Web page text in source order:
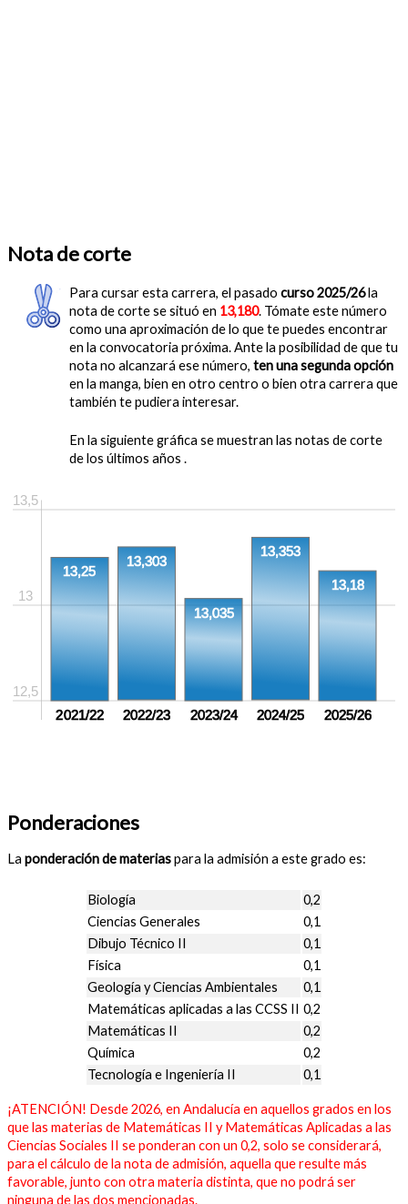
Nota de corte
Para cursar esta carrera, el pasado curso 2025/26la
nota de corte se situó en 13,180. Tómate este número
como una aproximación de lo que te puedes encontrar
en la convocatoria próxima. Ante la posibilidad de que tu
nota no alcanzará ese número, ten una segunda opción
en la manga, bien en otro centro o bien otra carrera que
también te pudiera interesar.
En la siguiente gráfica se muestran las notas de corte
de los últimos años .
13,5
12,5
13
13,25
13,303
13,035
13,353
13,18
2021/22 2022/23 2023/24 2024/25 2025/26
Ponderaciones
La ponderación de materiaspara la admisión a este grado es:
Biología
0,2
Ciencias Generales
0,1
Dibujo Técnico II
0,1
Física
0,1
Geología y Ciencias Ambientales
0,1
Matemáticas aplicadas a las CCSS II 0,2
Matemáticas II
0,2
Química
0,2
Tecnología e Ingeniería II
0,1
¡ATENCIÓN! Desde 2026, en Andalucía en aquellos grados en los
que las materias de Matemáticas II y Matemáticas Aplicadas a las
Ciencias Sociales II se ponderan con un 0,2, solo se considerará,
para el cálculo de la nota de admisión, aquella que resulte más
favorable, junto con otra materia distinta, que no podrá ser
ninguna de las dos mencionadas.